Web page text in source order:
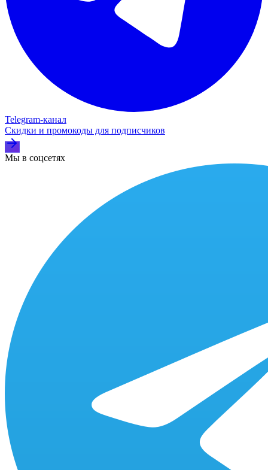
Telegram‑канал
Скидки и промокоды для подписчиков
Мы в соцсетях